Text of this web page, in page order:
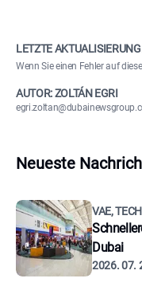
LETZTE
Wenn Sie einen Fehler auf
AUTOR: ZOLTÁN EGRI
Neueste
VAE,
Dubai
2026. 07.